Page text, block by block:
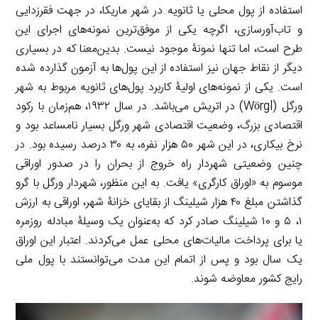
استفاده از پول محلی یا ثانویه در شهر ماریکا، در جهت فقرزدایی
و تاب‌آورسازی، اگرچه یکی از موفق‌ترین نمونه‌های اجرای این
طرح است، اما تنها نمونۀ موجود نیست. بدین‌معنا که در بسیاری
دیگر از نقاط جهان نیز استفاده از این پول‌ها به آزمون گذارده شده
است. یکی از نمونه‌های اولیۀ کاربرد پول‌های ثانویه مربوط‌ به شهر
ورگل (Wörgl) در اتریش می‌باشد. در سال ۱۹۳۲، هم‌زمان با رکود
اقتصادی بزرگ، وضعیت اقتصادی شهر ورگل بسیار نامساعد بود و
نرخ بیکاری، در این شهر ۵۰ هزار نفره، به ۳۰ درصد رسیده بود. در
چنین وضعیتی شهردار راه خروج از بحران را در صدور اوراقی
موسوم به «اوراق کارگری» یافت. به این منظور، شهردار ورگل با گرو
گذاشتن مبلغ ۴۰ هزار شیلینگ از بقایای خزانۀ شهر، اوراقی به ارزش
۱، ۵ و ۱۰ شیلینگ صادر کرد که به‌عنوان یک وسیلۀ مبادله روزمره
یا برای پرداخت مالیات‌های محلی عمل می‌کردند. اعتبار این اوراق
یک سال بود و پس از اتمام این مدت می‌توانستند با پول ملی
رایج کشور معاوضه شوند.